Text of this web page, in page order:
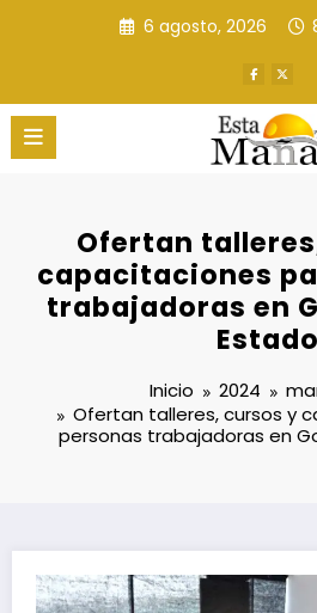
6 agosto, 2026
Ofertan
capacitaciones
trabajadoras en
Estado
Inicio 2024
Ofertan talleres, cursos y
personas trabajadoras en